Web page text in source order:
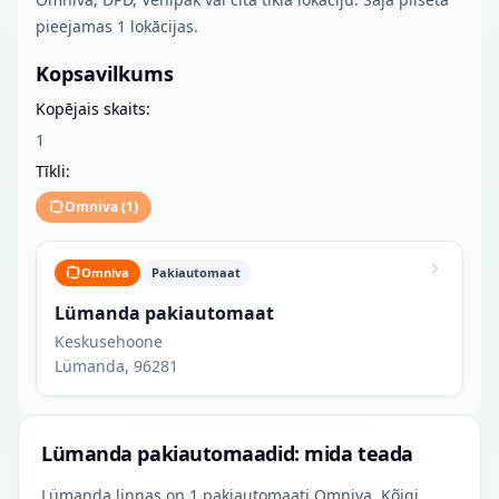
pieejamas 1 lokācijas.
Kopsavilkums
Kopējais skaits:
1
Tīkli:
Omniva(1)
Omniva Pakiautomaat
Lümanda pakiautomaat
Keskusehoone
Lümanda, 96281
Lümanda pakiautomaadid: mida teada